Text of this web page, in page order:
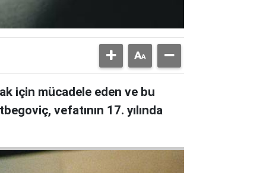
için mücadele eden ve bu
vefatının 17. yılında